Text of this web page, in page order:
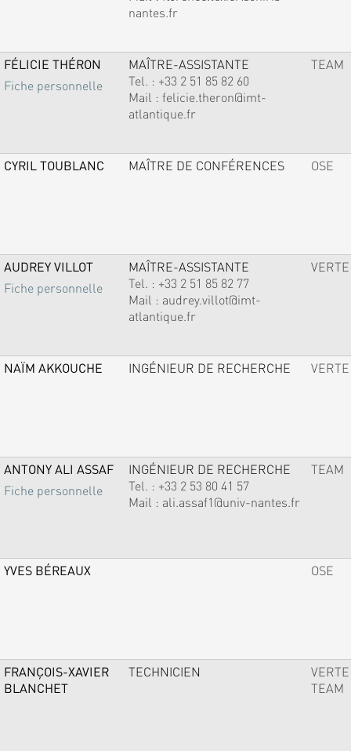
nantes.fr
FÉLICIE THÉRON
Fiche personnelle
MAÎTRE-ASSISTANTE
Tel. : +33 2 51 85 82 60
Mail : felicie.theron@imt-
atlantique.fr
TEAM
CYRIL TOUBLANC MAÎTRE DE CONFÉRENCES OSE
AUDREY VILLOT
Fiche personnelle
MAÎTRE-ASSISTANTE
Tel. : +33 2 51 85 82 77
Mail : audrey.villot@imt-
atlantique.fr
VERTE
NAÏM AKKOUCHE INGÉNIEUR DE RECHERCHE VERTE
ANTONY ALI ASSAF
Fiche personnelle
INGÉNIEUR DE RECHERCHE
Tel. : +33 2 53 80 41 57
Mail : ali.assaf1@univ-nantes.fr
TEAM
YVES BÉREAUX OSE
FRANÇOIS-XAVIER
BLANCHET
TECHNICIEN
VERTE
TEAM